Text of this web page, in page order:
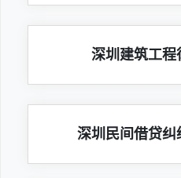
深圳建筑工程
深圳民间借贷